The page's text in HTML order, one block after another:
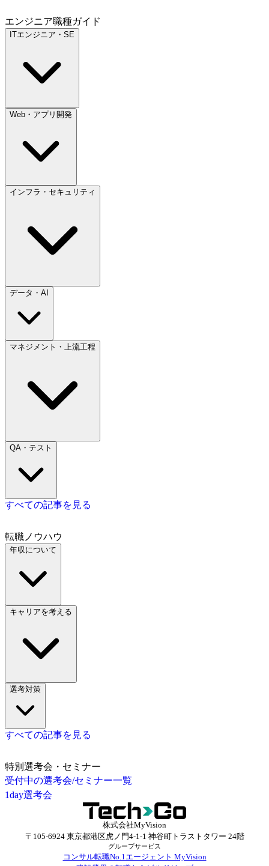
エンジニア職種ガイド
ITエンジニア・SE
Web・アプリ開発
インフラ・セキュリティ
データ・AI
マネジメント・上流工程
QA・テスト
すべての記事を見る
転職ノウハウ
年収について
キャリアを考える
選考対策
すべての記事を見る
特別選考会・セミナー
受付中の選考会/セミナー一覧
1day選考会
株式会社MyVision
〒105-6924 東京都港区虎ノ門4-1-1 神谷町トラストタワー 24階
グループサービス
コンサル転職No.1エージェント MyVision